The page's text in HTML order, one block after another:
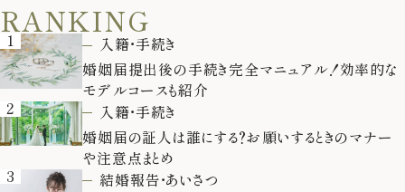
RANKING
1
入籍・手続き
婚姻届提出後の手続き完全マニュアル！効率的な
モデルコースも紹介
2
入籍・手続き
婚姻届の証人は誰にする？お願いするときのマナー
や注意点まとめ
3
結婚報告・あいさつ